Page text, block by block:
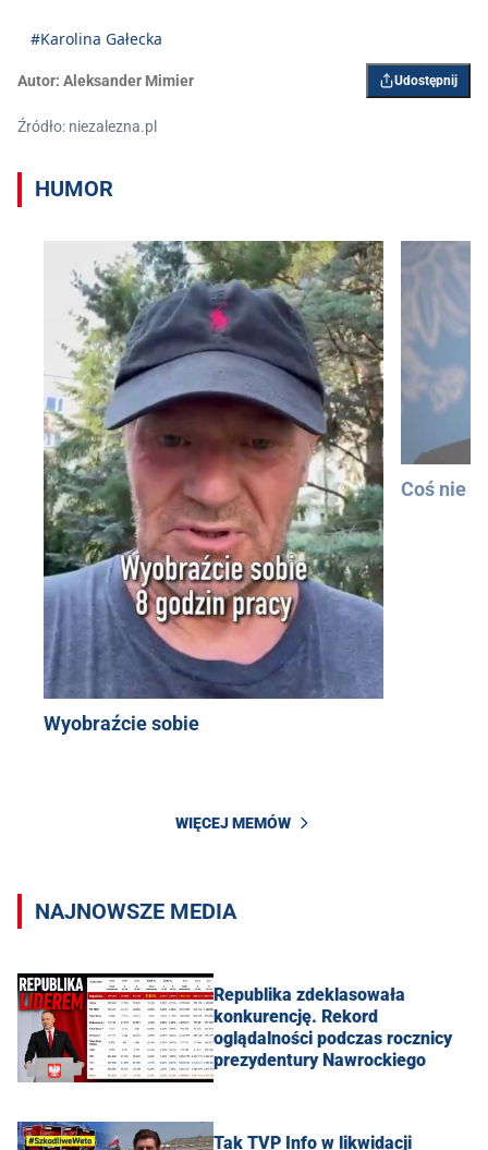
#Karolina Gałecka
Autor: Aleksander Mimier Udostępnij
Źródło: niezalezna.pl
HUMOR
Wyobraźcie sobie
Coś nie
WIĘCEJ MEMÓW
NAJNOWSZE MEDIA
Republika zdeklasowała
konkurencję. Rekord
oglądalności podczas rocznicy
prezydentury Nawrockiego
Tak TVP Info w likwidacji